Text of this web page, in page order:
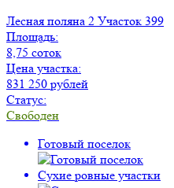
Лесная поляна 2 Участок 399
Площадь:
8,75 соток
Цена участка:
831 250 рублей
Статус:
Свободен
Готовый поселок
Сухие ровные участки